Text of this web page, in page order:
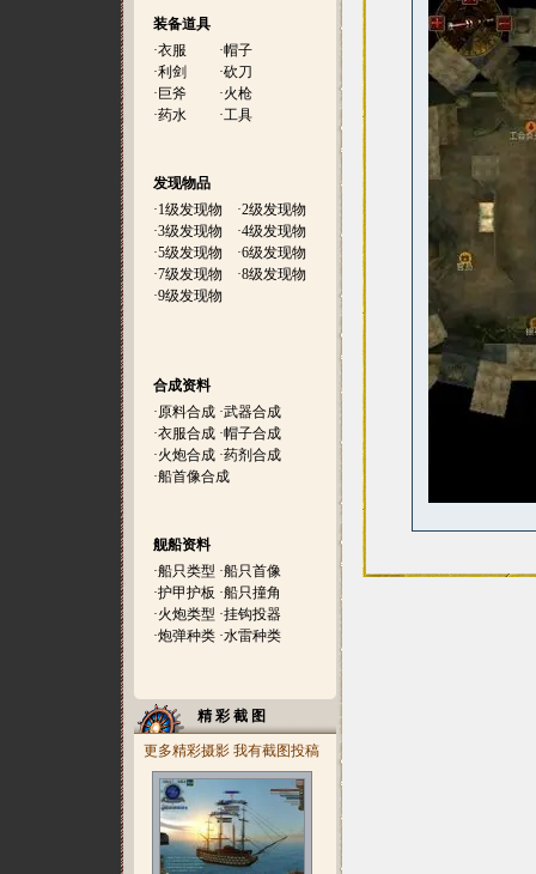
装备道具
·衣服 ·帽子
·利剑 ·砍刀
· 巨斧 ·火枪
·药水 ·工具
发现物品
·1级发现物 ·2级发现物
·3级发现物 ·4级发现物
·5级发现物 ·6级发现物
·7级发现物 ·8级发现物
·9级发现物
合成资料
·原料合成 ·武器合成
·衣服合成 ·帽子合成
·火炮合成 ·药剂合成
·船首像合成
舰船资料
·船只类型 ·船只首像
·护甲护板 ·船只撞角
·火炮类型 ·挂钩投器
·炮弹种类 ·水雷种类
精 彩 截 图
更多精彩摄影 我有截图投稿